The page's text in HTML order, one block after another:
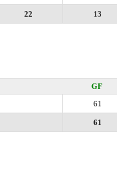
22 13
GF
61
61